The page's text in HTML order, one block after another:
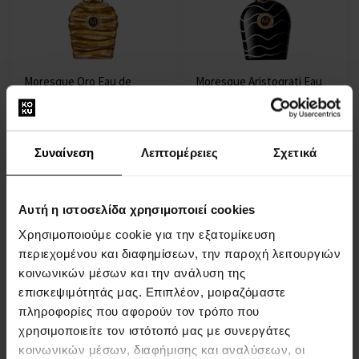
Συναίνεση Λεπτομέρειες Σχετικά
Αυτή η ιστοσελίδα χρησιμοποιεί cookies
Χρησιμοποιούμε cookie για την εξατομίκευση
περιεχομένου και διαφημίσεων, την παροχή λειτουργιών
κοινωνικών μέσων και την ανάλυση της
επισκεψιμότητάς μας. Επιπλέον, μοιραζόμαστε
πληροφορίες που αφορούν τον τρόπο που
χρησιμοποιείτε τον ιστότοπό μας με συνεργάτες
κοινωνικών μέσων, διαφήμισης και αναλύσεων, οι
Moresque Oro Eau de
Parfum
50ml - Eau de Parfum - Για
Άνδρες Και Γυναίκες
Η αποστολή θα γίνει στις
13.08.
118,00 €
Moresque Aristoqrati Eau
50ml - Eau de Parfum - Για
Άνδρες Και Γυναίκες
Η αποστολή θα γίνει στις
118,00 €